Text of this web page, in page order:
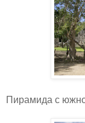
Пирамида с